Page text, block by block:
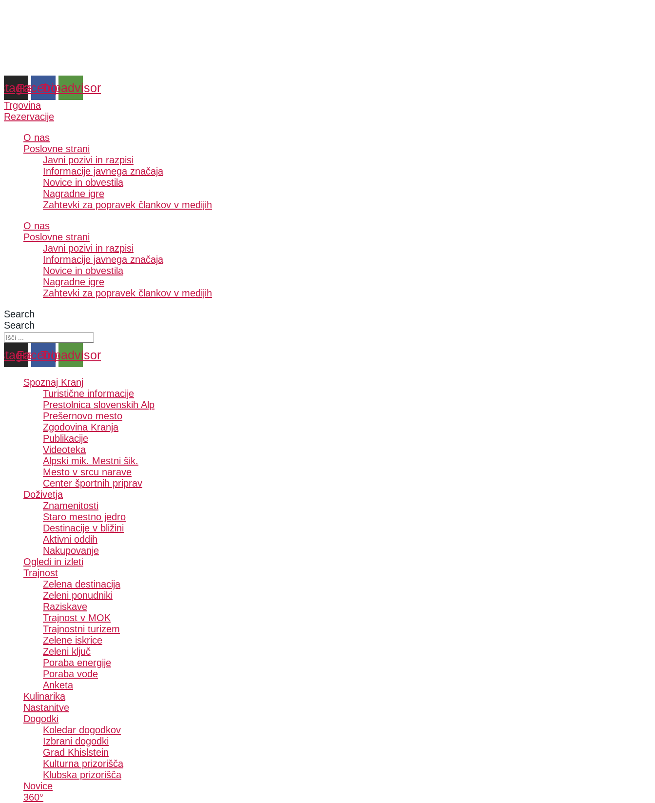
Facebook
Tripadvisor
Trgovina
Rezervacije
O nas
Poslovne strani
Javni pozivi in razpisi
Informacije javnega značaja
Novice in obvestila
Nagradne igre
Zahtevki za popravek člankov v medijih
O nas
Poslovne strani
Javni pozivi in razpisi
Informacije javnega značaja
Novice in obvestila
Nagradne igre
Zahtevki za popravek člankov v medijih
Search
Search
Facebook
Tripadvisor
Spoznaj Kranj
Turistične informacije
Prestolnica slovenskih Alp
Prešernovo mesto
Zgodovina Kranja
Publikacije
Videoteka
Alpski mik. Mestni šik.
Mesto v srcu narave
Center športnih priprav
Doživetja
Znamenitosti
Staro mestno jedro
Destinacije v bližini
Aktivni oddih
Nakupovanje
Ogledi in izleti
Trajnost
Zelena destinacija
Zeleni ponudniki
Raziskave
Trajnost v MOK
Trajnostni turizem
Zelene iskrice
Zeleni ključ
Poraba energije
Poraba vode
Anketa
Kulinarika
Nastanitve
Dogodki
Koledar dogodkov
Izbrani dogodki
Grad Khislstein
Kulturna prizorišča
Klubska prizorišča
Novice
360°